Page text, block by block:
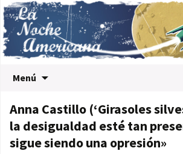
Menú
Anna Castillo (‘Girasoles
la desigualdad esté tan
sigue siendo una opresión»